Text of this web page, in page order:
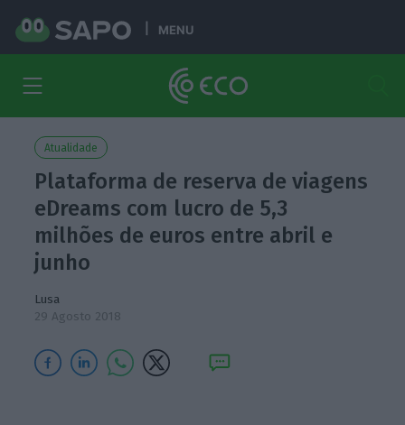
MENU
Atualidade
Plataforma de reserva de viagens
eDreams com lucro de 5,3
milhões de euros entre abril e
junho
Lusa
29 Agosto 2018